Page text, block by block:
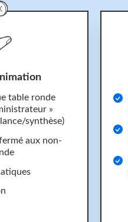
table ronde
»
synthèse)
aux non-